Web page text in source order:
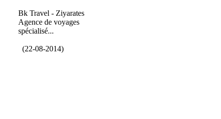
Bk Travel - Ziyarates
Agence de voyages
spécialisé...
(22-08-2014)